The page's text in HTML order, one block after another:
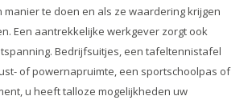
manier te doen en als ze waardering krijgen
Een aantrekkelijke werkgever zorgt ook
Bedrijfsuitjes, een tafeltennistafel
of powernapruimte, een sportschoolpas of
u heeft talloze mogelijkheden uw